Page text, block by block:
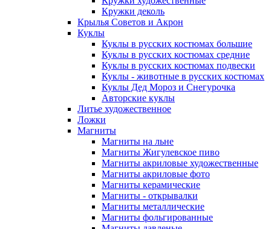
Кружки деколь
Крылья Советов и Акрон
Куклы
Куклы в русских костюмах большие
Куклы в русских костюмах средние
Куклы в русских костюмах подвески
Куклы - животные в русских костюмах
Куклы Дед Мороз и Снегурочка
Авторские куклы
Литье художественное
Ложки
Магниты
Магниты на льне
Магниты Жигулевское пиво
Магниты акриловые художественные
Магниты акриловые фото
Магниты керамические
Магниты - открывалки
Магниты металлические
Магниты фольгированные